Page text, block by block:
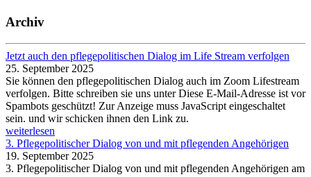
Archiv
Jetzt auch den pflegepolitischen Dialog im Life Stream verfolgen
25. September 2025
Sie können den pflegepolitischen Dialog auch im Zoom Lifestream
verfolgen. Bitte schreiben sie uns unterDiese E-Mail-Adresse ist vor
Spambots geschützt! Zur Anzeige muss JavaScript eingeschaltet
sein. und wir schicken ihnen den Link zu.
weiterlesen
3. Pflegepolitischer Dialog von und mit pflegenden Angehörigen
19. September 2025
3. Pflegepolitischer Dialog von und mit pflegenden Angehörigen am